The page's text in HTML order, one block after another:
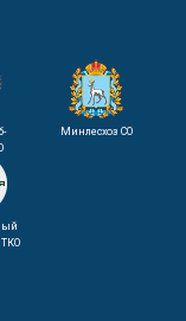
Минлесхоз СО
ТКО